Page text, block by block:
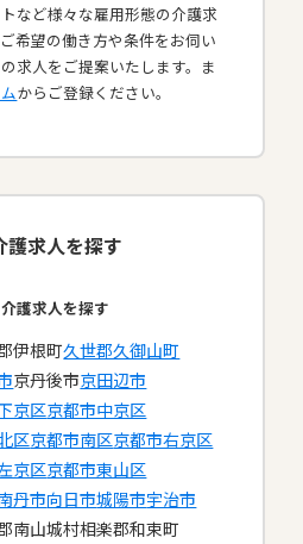
など様々な雇用形態の介護求
希望の働き方や条件をお伺い
求人をご提案いたします。ま
からご登録ください。
護求人を探す
護求人を探す
伊根町久世郡久御山町
京丹後市京田辺市
京区京都市中京区
区京都市南区京都市右京区
京区京都市東山区
丹市向日市城陽市宇治市
南山城村相楽郡和束町